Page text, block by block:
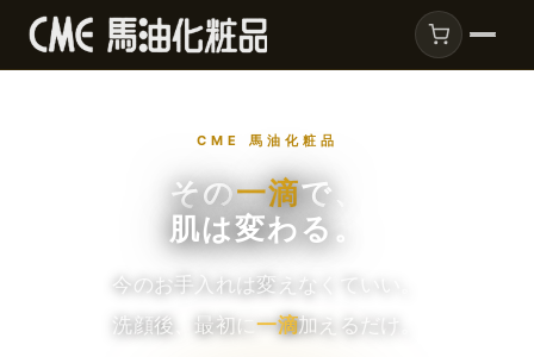
CME 馬油化粧品
その一滴で、
肌は変わる。
今のお手入れは変えなくていい。
洗顔後、最初に一滴加えるだけ。